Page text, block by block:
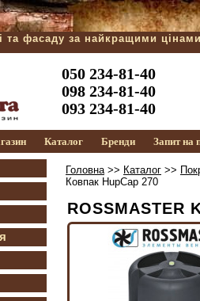
та фасаду за найкращими
050 234-81-40
098 234-81-40
093 234-81-40
Каталог Бренди Запит на
Головна>> Каталог >>
Ковпак HupCap 270
ROSSMASTER